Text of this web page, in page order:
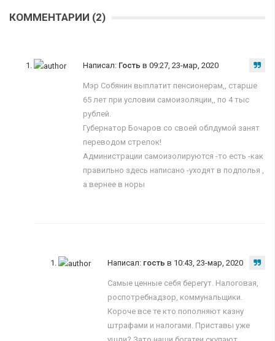
КОММЕНТАРИИ (2)
Написал: Гость в 09:27, 23-мар, 2020
Мэр Собянин выплатит пенсионерам,, старше
65 лет при условии самоизоляции,, по 4 тыс
рублей.
Губернатор Бочаров со своей облдумой занят
переводом стрелок!
Администрации самоизолируются -то есть -как
правильно здесь написано -уходят в подполья ,
а вернее в норы
Написал: гость в 10:43, 23-мар, 2020
Самые ценные себя берегут. Налоговая,
роспотребнадзор, коммунальщики.
Короче все те кто пополняют казну
штрафами и налогами. Приставы уже